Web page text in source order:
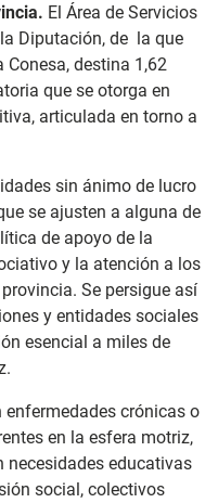
El Área de Servicios
Diputación, de la que
destina 1,62
que se otorga en
articulada en torno a
sin ánimo de lucro
se ajusten a alguna de
de apoyo de la
y la atención a los
Se persigue así
y entidades sociales
esencial a miles de
enfermedades crónicas o
en la esfera motriz,
necesidades educativas
social, colectivos